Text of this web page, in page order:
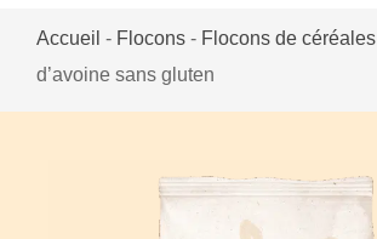
Accueil - Flocons - Flocons de céréales
d’avoine sans gluten